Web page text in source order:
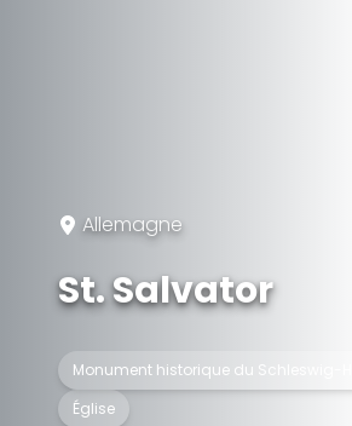
Allemagne
St. Salvator
Monument historique du Schleswig-
Église